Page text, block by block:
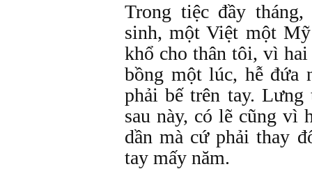
Trong tiệc đầy
sinh, một Việt một
khổ cho thân tôi, vì
bồng một lúc, hễ đứa
phải bế trên tay.
sau này, có lẽ cũng vì
dần mà cứ phải thay
tay mấy năm.